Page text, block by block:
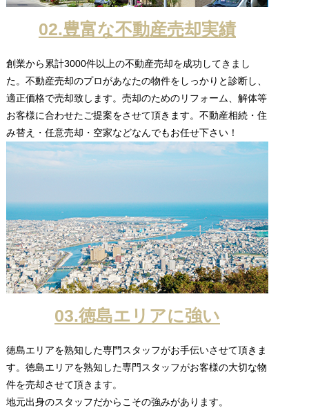
02.豊富な不動産売却実績
創業から累計3000件以上の不動産売却を成功してきまし
た。不動産売却のプロがあなたの物件をしっかりと診断し、
適正価格で売却致します。売却のためのリフォーム、解体等
お客様に合わせたご提案をさせて頂きます。不動産相続・住
み替え・任意売却・空家などなんでもお任せ下さい！
03.徳島エリアに強い
徳島エリアを熟知した専門スタッフがお手伝いさせて頂きま
す。徳島エリアを熟知した専門スタッフがお客様の大切な物
件を売却させて頂きます。
地元出身のスタッフだからこその強みがあります。